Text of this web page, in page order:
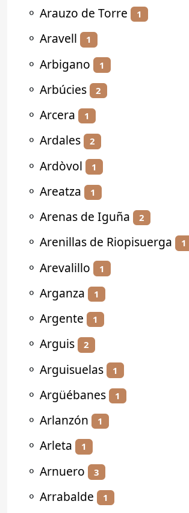
⚬ Arauzo de Torre 1
⚬ Aravell 1
⚬ Arbigano 1
⚬ Arbúcies 2
⚬ Arcera 1
⚬ Ardales 2
⚬ Ardòvol 1
⚬ Areatza 1
⚬ Arenas de Iguña 2
⚬ Arenillas de Riopisuerga 1
⚬ Arevalillo 1
⚬ Arganza 1
⚬ Argente 1
⚬ Arguis 2
⚬ Arguisuelas 1
⚬ Argüébanes 1
⚬ Arlanzón 1
⚬ Arleta 1
⚬ Arnuero 3
⚬ Arrabalde 1